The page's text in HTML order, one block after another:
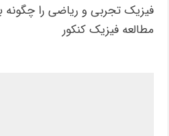
فیزیک تجربی و ریاضی را چگونه
مطالعه فیزیک کنکور